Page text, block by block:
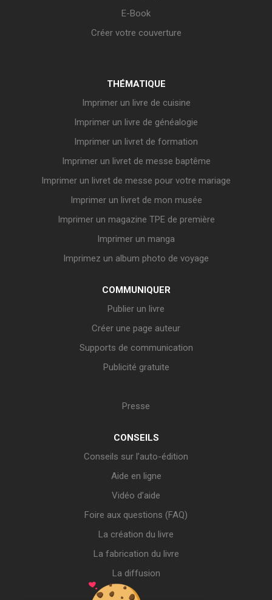
E-Book
Créer votre couverture
THÉMATIQUE
Imprimer un livre de cuisine
Imprimer un livre de généalogie
Imprimer un livret de formation
Imprimer un livret de messe baptême
Imprimer un livret de messe pour votre mariage
Imprimer un livret de mon musée
Imprimer un magazine TPE de première
Imprimer un manga
Imprimez un album photo de voyage
COMMUNIQUER
Publier un livre
Créer une page auteur
Supports de communication
Publicité gratuite
Presse
CONSEILS
Conseils sur l’auto-édition
Aide en ligne
Vidéo d’aide
Foire aux questions (FAQ)
La création du livre
La fabrication du livre
La diffusion